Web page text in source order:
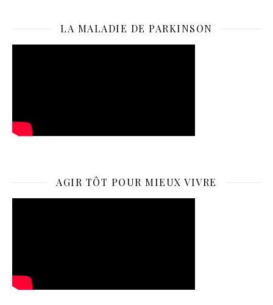
LA MALADIE DE PARKINSON
AGIR TÔT POUR MIEUX VIVRE